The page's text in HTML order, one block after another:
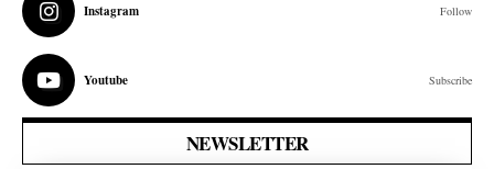
Instagram Follow
Youtube Subscribe
NEWSLETTER